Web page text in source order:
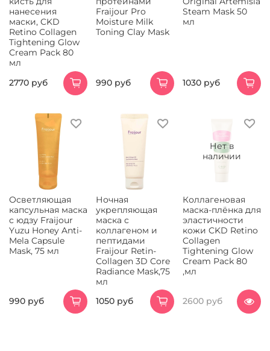
нанесения
маски, CKD
Retino Collagen
Tightening Glow
Cream Pack 80
мл
2770 руб
Fraijour Pro
Moisture Milk
Toning Clay Mask
990 руб
Steam Mask 50
мл
1030 руб
Осветляющая
капсульная маска
с юдзу Fraijour
Yuzu Honey Anti-
Mela Capsule
Mask, 75 мл
990 руб
Ночная
укрепляющая
маска с
коллагеном и
пептидами
Fraijour Retin-
Collagen 3D Core
Radiance Mask,75
мл
1050 руб
Нет в
наличии
Коллагеновая
маска-плёнка для
эластичности
кожи CKD Retino
Collagen
Tightening Glow
Cream Pack 80
,мл
2600 руб